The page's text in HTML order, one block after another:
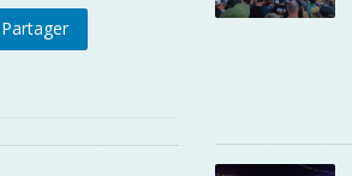
Partager